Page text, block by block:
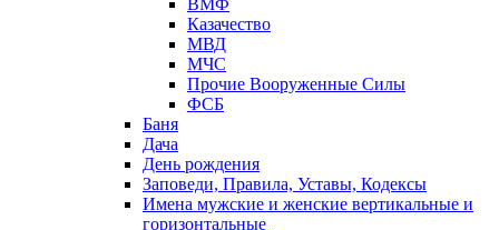
ВМФ
Казачество
МВД
МЧС
Прочие Вооруженные Силы
ФСБ
Баня
Дача
День рождения
Заповеди, Правила, Уставы, Кодексы
Имена мужские и женские вертикальные и
горизонтальные